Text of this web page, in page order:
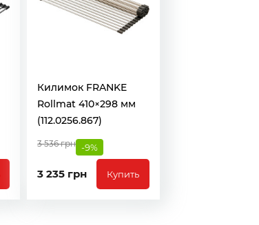
Килимок FRANKE
Rollmat 410×298 мм
(112.0256.867)
3 536 грн -9%
3 235 грн Купить